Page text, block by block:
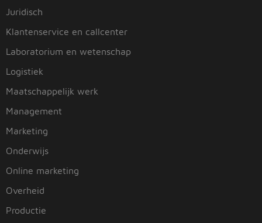
Juridisch
Klantenservice en callcenter
Laboratorium en wetenschap
Logistiek
Maatschappelijk werk
Management
Marketing
Onderwijs
Online marketing
Overheid
Productie